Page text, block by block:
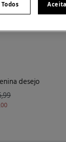
desejo